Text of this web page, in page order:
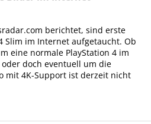
berichtet, sind erste
Slim im Internet aufgetaucht. Ob
eine normale PlayStation 4 im
doch eventuell um die
mit 4K-Support ist derzeit nicht